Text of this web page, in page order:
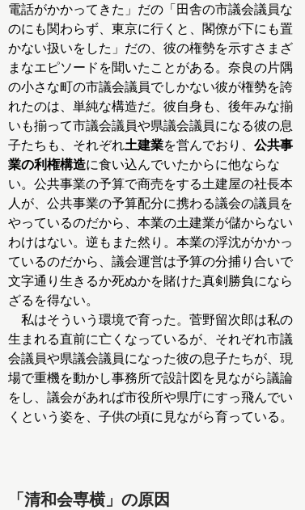
電話がかかってきた」だの「田舎の市議会議員な
のにも関わらず、東京に行くと、閣僚が下にも置
かない扱いをした」だの、彼の権勢を示すさまざ
まなエピソードを聞いたことがある。奈良の片隅
の小さな町の市議会議員でしかない彼が権勢を誇
れたのは、単純な構造だ。彼自身も、後年みな揃
いも揃って市議会議員や県議会議員になる彼の息
子たちも、それぞれ土建業を営んでおり、 公共事
業の利権構造に食い込んでいたからに他ならな
い。公共事業の予算で商売をする土建屋の社長本
人が、公共事業の予算配分に携わる議会の議員を
やっているのだから、本業の土建業が儲からない
わけはない。逆もまた然り。本業の浮沈がかかっ
ているのだから、議会運営は予算の分捕り合いで
文字通り生きるか死ぬかを賭けた真剣勝負になら
ざるを得ない。
私はそういう環境で育った。菅野留次郎は私の
生まれる直前に亡くなっているが、それぞれ市議
会議員や県議会議員になった彼の息子たちが、現
場で重機を動かし事務所で設計図を見ながら議論
をし、議会があれば市役所や県庁にすっ飛んでい
くという姿を、子供の頃に見ながら育っている。
「清和会専横」の原因